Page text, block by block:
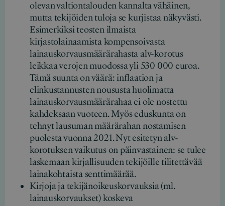
olevan valtiontalouden kannalta vähäinen,
mutta tekijöiden tuloja se kurjistaa näkyvästi.
Esimerkiksi teosten ilmaista
kirjastolainaamista kompensoivasta
lainauskorvausmäärärahasta alv-korotus
leikkaa verojen muodossa yli 530 000 euroa.
Tämä suunta on väärä: inflaation ja
elinkustannusten noususta huolimatta
lainauskorvausmäärärahaa ei ole nostettu
kahdeksaan vuoteen. Myös eduskunta on
tehnyt lausuman määrärahan nostamisen
puolesta vuonna 2021. Nyt esitetyn alv-
korotuksen vaikutus on päinvastainen: se tulee
laskemaan kirjallisuuden tekijöille tilitettävää
lainakohtaista senttimäärää.
Kirjoja ja tekijänoikeuskorvauksia (ml.
lainauskorvaukset) koskeva